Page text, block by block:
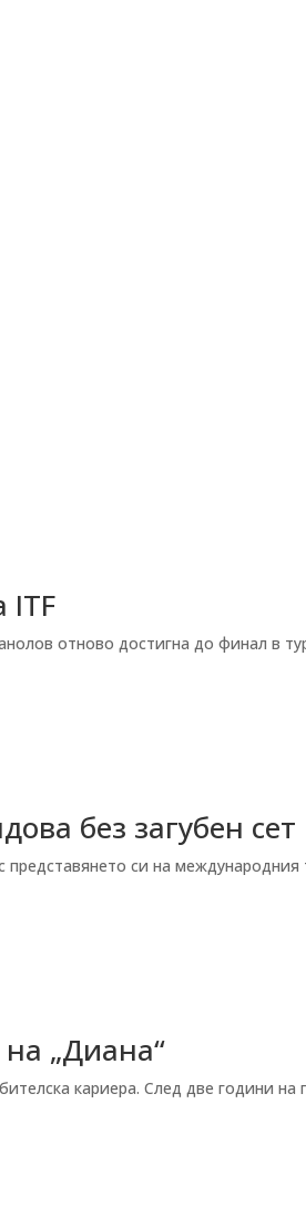
ITF
отново достигна до финал в
без загубен сет
си на международния
„Диана“
кариера. След две години